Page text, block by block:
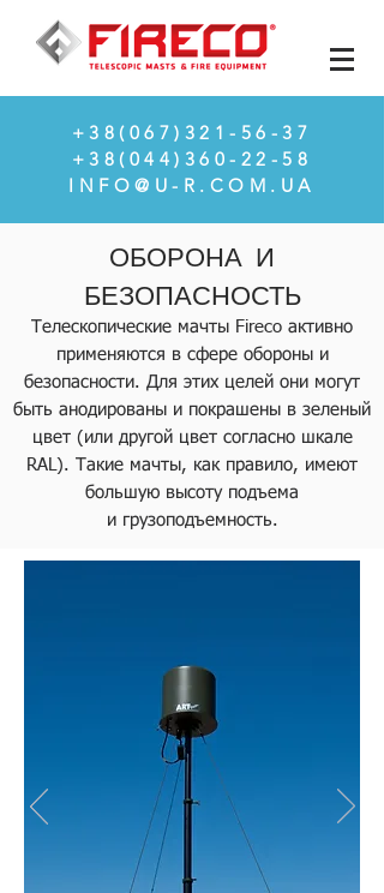
+38(067) 321-56-37
+38(044)360-22-58
​​​INFO@U-R.COM.UA
ОБОРОНА И
БЕЗОПАСНОСТЬ
Телескопические мачты Fireco активно
применяются в сфере обороны и
безопасности. Для этих целей они могут
быть анодированы и покрашены в зеленый
цвет (или другой цвет согласно шкале
RAL). Такие мачты, как правило, имеют
большую высоту подъема
и грузоподъемность.